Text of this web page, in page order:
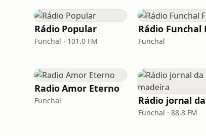
Rádio Popular
Funchal · 101.0 FM
Rádio Funchal
Funchal
Radio Amor Eterno
Funchal
Funchal · 88.8 FM